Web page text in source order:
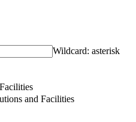
Wildcard: asterisk
and Facilities